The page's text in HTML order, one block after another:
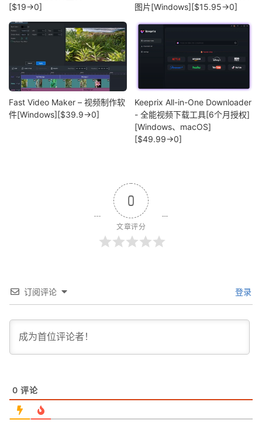
[$19→0]
图片[Windows][$15.95→0]
Fast Video Maker – 视频制作软
件[Windows][$39.9→0]
Keeprix All-in-One Downloader
- 全能视频下载工具[6个月授权]
[Windows、macOS]
[$49.99→0]
0
文章评分
订阅评论 登录
0 评论